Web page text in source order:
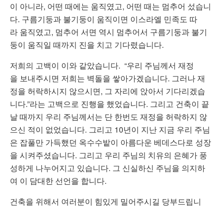
이 아니라, 어떤 때에는 움직였고, 어떤 때는 멈추어 섰습니
다. 구름기둥과 불기둥이 움직이면 이스라엘 민족도 따
라 움직였고, 멈추어 서면 역시 멈추어서 구름기둥과 불기
둥이 움직일 때까지 진을 치고 기다렸습니다.
저희의 고백이 이와 같았습니다. “우리 주님께서 재정
을 보내주시면 저희는 벽돌을 쌓아가겠습니다. 그러나 재
정을 허락하시지 않으시면, 그 자리에 앉아서 기다리겠습
니다.”라는 고백으로 진행을 했었습니다. 그리고 건축이 끝
날 때까지 우리 주님께서는 단 한번도 재정을 허락하지 않
으신 적이 없었습니다. 그리고 10년이 지난 지금 우리 주님
은 잡풀만 가득했던 옥수수밭이 아름다운 베데스다로 성장
을 시켜주셨습니다. 그리고 우리 주님의 치유의 은혜가 풍
성하게 나누어지고 있습니다. 그 신실하신 주님을 의지하
여 이 담대한 선언을 합니다.
건축을 위해서 여러분이 힘있게 밀어주시길 당부드립니